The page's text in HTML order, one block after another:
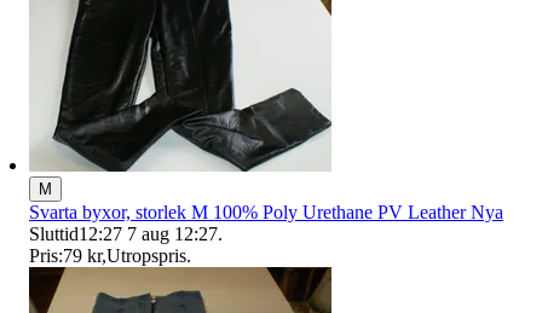
M
Svarta byxor, storlek M 100% Poly Urethane PV Leather Nya
Sluttid12:27 7 aug 12:27.
Pris:79 kr,Utropspris.